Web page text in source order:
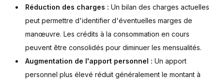
Réduction des charges : Un bilan des charges actuelles
peut permettre d'identifier d'éventuelles marges de
manœuvre. Les crédits à la consommation en cours
peuvent être consolidés pour diminuer les mensualités.
Augmentation de l'apport personnel : Un apport
personnel plus élevé réduit généralement le montant à